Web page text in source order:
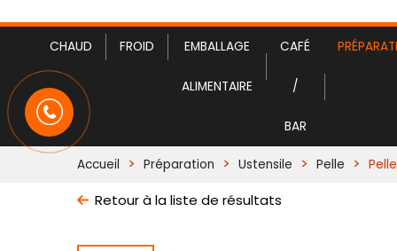
CHAUD FROID EMBALLAGE
ALIMENTAIRE
CAFÉ
/
BAR
Accueil Préparation Ustensile Pelle
Retour à la liste de résultats